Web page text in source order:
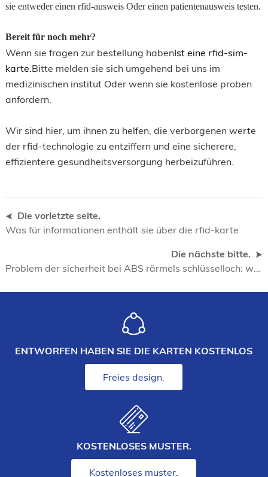
sie entweder einen rfid-ausweis Oder einen patientenausweis testen.
Bereit für noch mehr?
Wenn sie fragen zur bestellung habenIst eine rfid-sim-
karte. Bitte melden sie sich umgehend bei uns im
medizinischen institut Oder wenn sie kostenlose proben
anfordern.
Wir sind hier, um ihnen zu helfen, die verborgenen werte
der rfid-technologie zu entziffern und eine sicherere,
effizientere gesundheitsversorgung herbeizuführen.
Die vorletzte seite.
Was für informationen enthält sie über die rfid-karte
Die nächste bitte.
Problem der sicherheit bei ABS rärmels schlüsselloch: was
ENTWORFEN HABEN SIE DIE KARTEN KOSTENLOS
Freies design.
KOSTENLOSES MUSTER.
Kostenloses muster.